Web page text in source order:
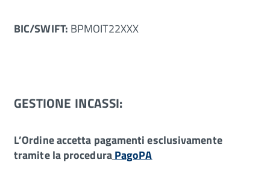
BIC/SWIFT: BPMOIT22XXX
GESTIONE INCASSI:
L’Ordine accetta pagamenti esclusivamente
tramite la proceduraPagoPA